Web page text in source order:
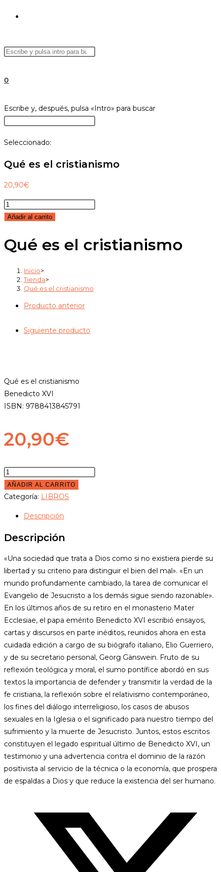
DE
Buscar
esta
panel
de
0
Buscar
en
web
Escribe y, después, pulsa «Intro» para buscar
el
búsqueda.
Seleccionado:
Qué es el cristianismo
20,90€
Qué
es
cristianismo
cantidad
Añadir al carrito
Qué es el cristianismo
Inicio>
Tienda>
Qué es el cristianismo
Producto anterior
Siguiente producto
Qué es el cristianismo
Benedicto XVI
ISBN: 9788413845791
20,90€
Qué
es
el
cantidad
AÑADIR AL CARRITO
Categoría: LIBROS
Descripción
Descripción
«Una sociedad que trata a Dios como si no existiera pierde su
libertad y su criterio para distinguir el bien del mal». «En un
mundo profundamente cambiado, la tarea de comunicar el
Evangelio de Jesucristo a los demás sigue siendo razonable».
En los últimos años de su retiro en el monasterio Mater
Ecclesiae, el papa emérito Benedicto XVI escribió ensayos,
cartas y discursos en parte inéditos, reunidos ahora en esta
cuidada edición a cargo de su biógrafo italiano, Elio Guerriero,
y de su secretario personal, Georg Gänswein. Fruto de su
reflexión teológica y moral, el sumo pontífice abordó en sus
textos la importancia de defender y transmitir la verdad de la
fe cristiana, la reflexión sobre el relativismo contemporáneo,
los fines del diálogo interreligioso, los casos de abusos
sexuales en la Iglesia o el significado para nuestro tiempo del
sufrimiento y la muerte de Jesucristo. Juntos, estos escritos
constituyen el legado espiritual último de Benedicto XVI, un
testimonio y una advertencia contra el dominio de la razón
positivista al servicio de la técnica o la economía, que prospera
de espaldas a Dios y que reduce la existencia del ser humano.